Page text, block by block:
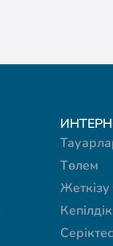
Төлем
Жеткізу